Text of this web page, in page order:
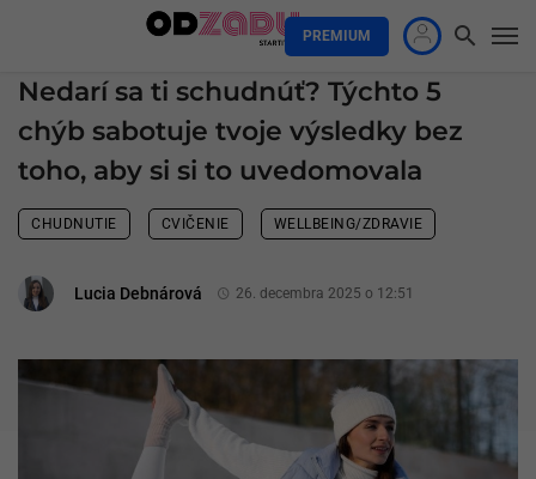
PREMIUM
Nedarí sa ti schudnúť? Týchto 5
chýb sabotuje tvoje výsledky bez
toho, aby si si to uvedomovala
CHUDNUTIE CVIČENIE WELLBEING/ZDRAVIE
Lucia Debnárová 26. decembra 2025 o 12:51